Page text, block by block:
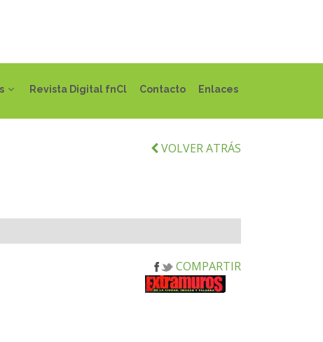
Revista Digital fnCl Contacto Enlaces
VOLVER ATRÁS
COMPARTIR